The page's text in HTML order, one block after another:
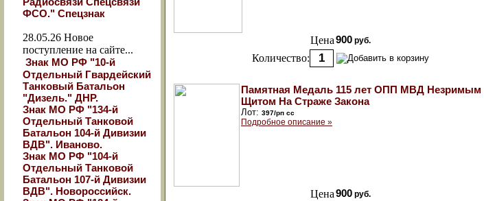
ФСО." Спецзнак
28.05.26 Новое
поступление на сайте...
Знак МО РФ "10-й
Отдельный Гвардейский
Танковый Батальон
"Дизель." ДНР.
Знак МО РФ "134-й
Отдельный Танковой
Батальон 104-й Дивизии
ВДВ". Иваново.
Знак МО РФ "104-й
Отдельный Танковой
Батальон 107-й Дивизии
ВДВ". Новороссийск.
Цена900 руб.
Количество:
Памятная Медаль 115 лет ОПП МВД Незримым
Щитом На Страже Закона
Лот: 397/рп сс
Подробное описание »
Цена900 руб.